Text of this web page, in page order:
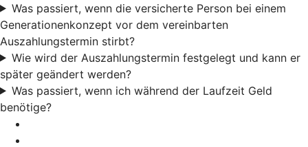
Was passiert, wenn die versicherte Person bei einem
Generationenkonzept vor dem vereinbarten
Auszahlungstermin stirbt?
Wie wird der Auszahlungstermin festgelegt und kann er
später geändert werden?
Was passiert, wenn ich während der Laufzeit Geld
benötige?